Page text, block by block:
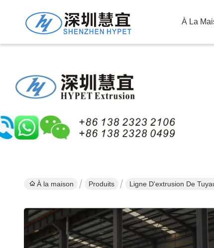
À La
À la maison Produits Ligne D'extrusion De